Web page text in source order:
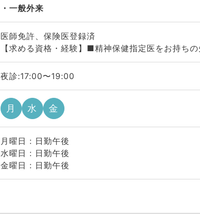
一般外来
医師免許、保険医登録済
【求める資格・経験】■精神保健指定医をお持ちの
夜診:17:00〜19:00
月 水 金
月曜日 : 日勤午後
水曜日 : 日勤午後
金曜日 : 日勤午後